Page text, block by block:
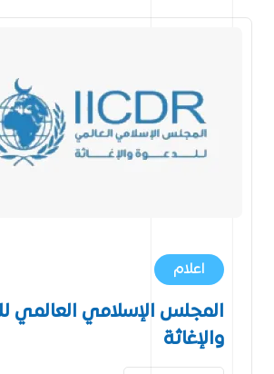
اعلام
المجلس الإسلامي العالمي
والإغاثة